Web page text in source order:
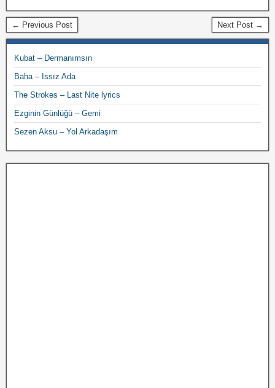
← Previous Post Next Post →
Kubat – Dermanımsın
Baha – Issız Ada
The Strokes – Last Nite lyrics
Ezginin Günlüğü – Gemi
Sezen Aksu – Yol Arkadaşım